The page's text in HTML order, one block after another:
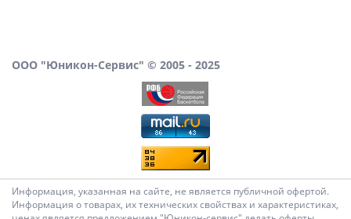
ООО "Юникон-Сервис" © 2005 - 2025
Информация, указанная на сайте, не является публичной офертой.
Информация о товарах, их технических свойствах и характеристиках,